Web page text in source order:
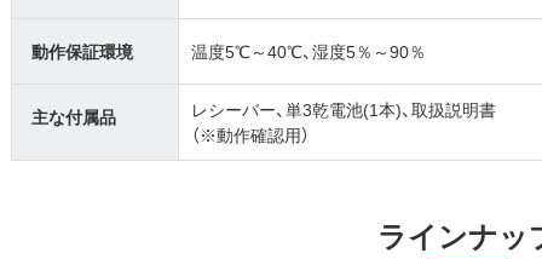
動作保証環境 温度5℃～40℃、湿度5％～90％
主な付属品
レシーバー、単3乾電池(1本)、取扱説明書
（※動作確認用）
ラインナッ